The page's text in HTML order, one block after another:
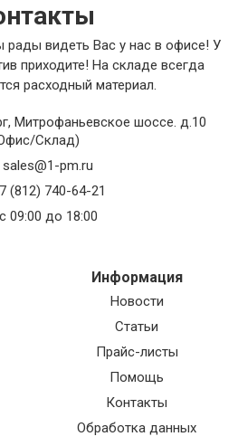
видеть Вас у нас в офисе! У
приходите! На складе всегда
расходный материал.
, Митрофаньевское шоссе. д.10
Склад)
sales@1-pm.ru
(812) 740-64-21
с 09:00 до 18:00
Информация
Новости
Статьи
Прайс-листы
Помощь
Контакты
Обработка данных